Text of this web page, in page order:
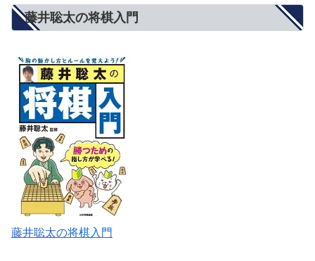
藤井聡太の将棋入門
藤井聡太の将棋入門